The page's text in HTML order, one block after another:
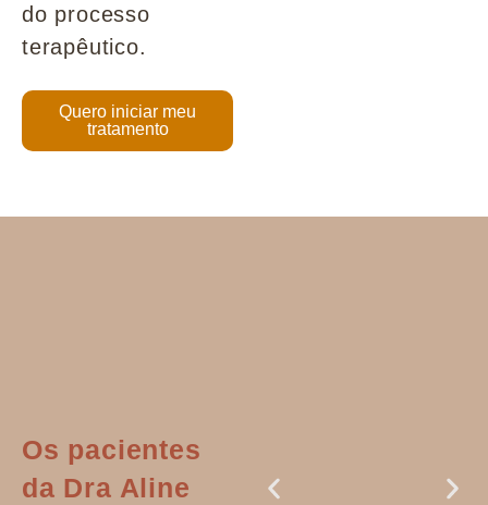
do processo
terapêutico.
Quero iniciar meu
tratamento
Os pacientes
da Dra Aline